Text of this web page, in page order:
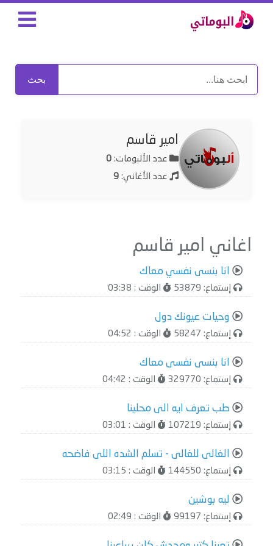
بحث
امير قاسم
عدد الألبومات: 0
عدد الأغاني: 9
اغاني امير قاسم
انا بنسى نفسي معاك
إستماع: 53879 الوقت : 03:38
وحيات عيونك دول
إستماع: 58247 الوقت : 04:52
انا بنسى نفسى معاك
إستماع: 329770 الوقت : 04:42
طب تعرف ايه الى محلينا
إستماع: 107219 الوقت : 03:01
الغالى للغالى - تسلم الشده اللى فاضحه
إستماع: 144550 الوقت : 03:15
ليه بوشين
إستماع: 99197 الوقت : 02:49